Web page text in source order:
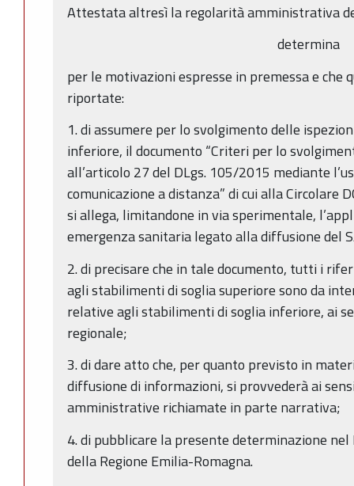
Attestata altresì la regolarità amministrativa
determina
per le motivazioni espresse in premessa e
riportate:
1. di assumere per lo svolgimento delle
inferiore, il documento “Criteri per lo
all’articolo 27 del DLgs. 105/2015 mediante
comunicazione a distanza” di cui alla Circolare
si allega, limitandone in via sperimentale,
emergenza sanitaria legato alla diffusione del
2. di precisare che in tale documento, tutti i
agli stabilimenti di soglia superiore sono da
relative agli stabilimenti di soglia inferiore, ai
regionale;
3. di dare atto che, per quanto previsto in
diffusione di informazioni, si provvederà ai
amministrative richiamate in parte narrativa;
4. di pubblicare la presente determinazione
della Regione Emilia-Romagna.